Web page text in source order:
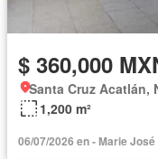
$ 360,000
Santa Cruz Acatlán,
1,200 m²
06/07/2026 en - Marie